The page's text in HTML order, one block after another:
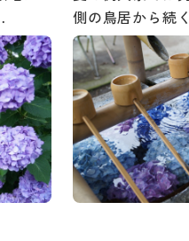
側の鳥居から続